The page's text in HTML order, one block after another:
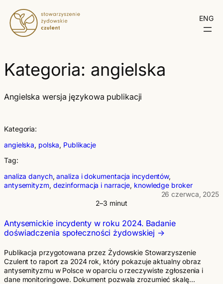
Przejdź
do
treści
ENG
Kategoria: angielska
Angielska wersja językowa publikacji
Kategoria:
angielska, polska, Publikacje
Tag:
analiza danych, analiza i dokumentacja incydentów
antysemityzm, dezinformacja i narracje, knowledge broker
26 czerwca, 2025
2–3 minut
Antysemickie incydenty w roku 2024. Badanie
doświadczenia społeczności żydowskiej
Publikacja przygotowana przez Żydowskie Stowarzyszenie
Czulent to raport za 2024 rok, który pokazuje aktualny obraz
antysemityzmu w Polsce w oparciu o rzeczywiste zgłoszenia i
dane monitoringowe. Dokument pozwala zrozumieć skalę…